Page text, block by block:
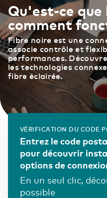
WDM
Sur les longues
Ethernet VPN
Collaboration
Internet
L’Internet rapide
Managed Dark
Réseau en
Le cloud offre
Eurofiber, vous
prévisibles, d’une
contrôle total de
Secure Cloud
Commerce de
Construction
Enseignement
Finance et
Gouvernement
Réseau de fibre
Actualité &
Les partenaires
Nos fournisseurs
Careers
Nederland
Netherlands English
Belgique Français
Belgium English
France Français
Qu'est-ce
comment
Fibre noire est une
associe contrôle et
performances.
les technologies
fibre éclairée.
VÉRIFICATION DU CODE
Entrez le code
pour découvrir
options de
En un seul clic,
possible